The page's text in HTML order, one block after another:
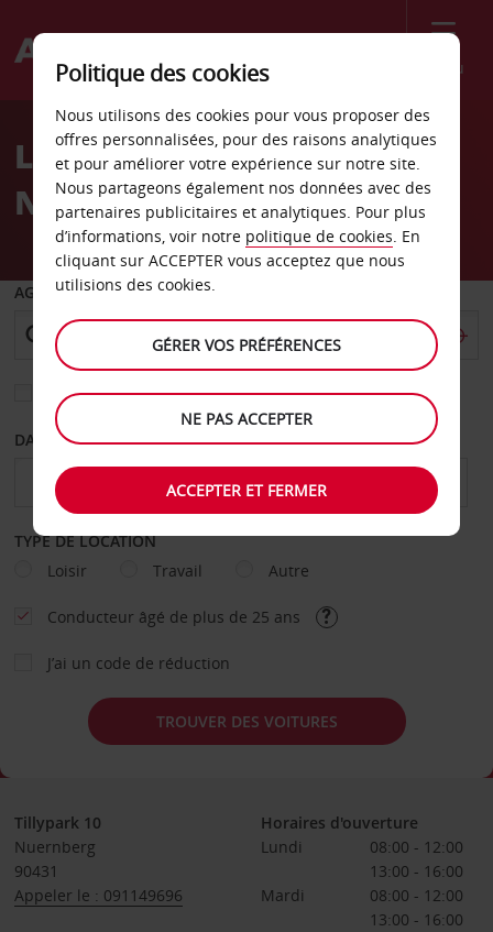
Menu
Welcome
AvisLocation de voiture
Nuremberg Ouest
AGENCE DE DÉPART
Sélectionnez une autre agence de retour
DATE DE DÉPART DATE DE RETOUR
TYPE DE LOCATION
Loisir
Travail Autre
Conducteur âgé de plus de 25 ans
J’ai un code de réduction
TROUVER DES VOITURES
Tillypark 10
Nuernberg
90431
Appeler le : 091149696
Horaires d'ouverture
Lundi
08:00 - 12:00
13:00 - 16:00
Mardi
08:00 - 12:00
13:00 - 16:00
Politique des cookies
Nous utilisons des cookies pour vous proposer des
offres personnalisées, pour des raisons analytiques
et pour améliorer votre expérience sur notre site.
Nous partageons également nos données avec des
partenaires publicitaires et analytiques. Pour plus
d’informations, voir notre politique de cookies. En
cliquant sur ACCEPTER vous acceptez que nous
utilisions des cookies.
GÉRER VOS PRÉFÉRENCES
NE PAS ACCEPTER
ACCEPTER ET FERMER